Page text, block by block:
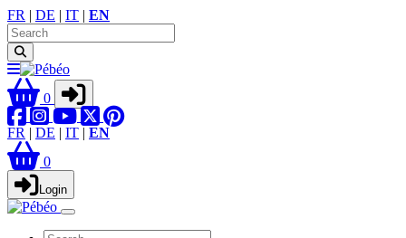
FR | DE | IT | EN
0
FR | DE | IT | EN
0
Login